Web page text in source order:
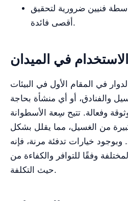
فنيين ضرورية لتحقيق
أقصى فائدة.
الاستخدام في الميدان
في المقام الأول في البيئات
والفنادق، أو أي منشأة بحاجة
وفعالة. تتيح سِعة الأسطوانة
من الغسيل، مما يقلل بشكل
خيارات تدفئة مرنة، فإنه
وفقًا للتوافر والكفاءة من
حيث التكلفة.